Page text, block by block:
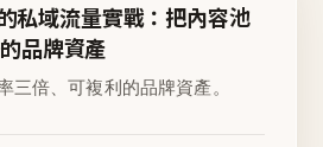
私域流量實戰：把內容池
品牌資產
三倍、可複利的品牌資產。